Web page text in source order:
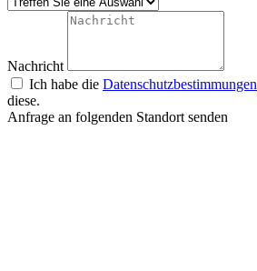
Nachricht
Ich habe die Datenschutzbestimmungen
diese.
Anfrage an folgenden Standort senden